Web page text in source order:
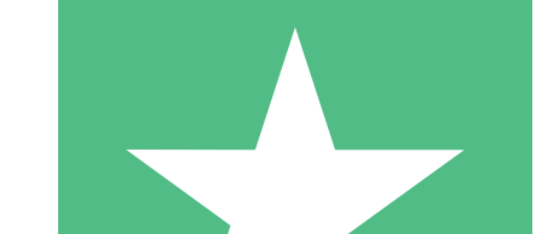
Individuele Creditpakketten
Betaal per gebruik met downloadtegoeden. Geen maandelijkse